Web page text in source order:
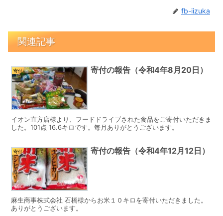
fb-iizuka
関連記事
寄付 寄付の報告（令和4年8月20日）
イオン直方店様より、フードドライブされた食品をご寄付いただきま
した。101点 16.6キロです。毎月ありがとうございます。
寄付 寄付の報告（令和4年12月12日）
麻生商事株式会社 石橋様からお米１０キロを寄付いただきました。
ありがとうございます。